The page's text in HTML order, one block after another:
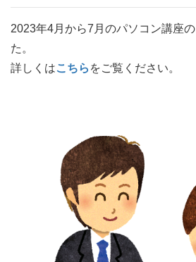
2023年4月から7月のパソコン講座
た。
詳しくはこちら をご覧ください。